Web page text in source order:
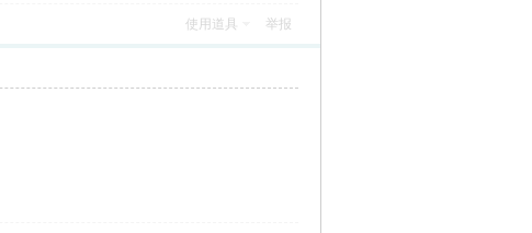
使用道具 举报